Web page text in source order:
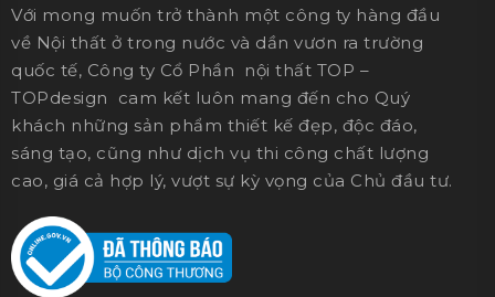
Với mong muốn trở thành một công ty hàng đầu
về Nội thất ở trong nước và dần vươn ra trường
quốc tế, Công ty Cổ Phần nội thất TOP –
TOPdesign cam kết luôn mang đến cho Quý
khách những sản phẩm thiết kế đẹp, độc đáo,
sáng tạo, cũng như dịch vụ thi công chất lượng
cao, giá cả hợp lý, vượt sự kỳ vọng của Chủ đầu tư.